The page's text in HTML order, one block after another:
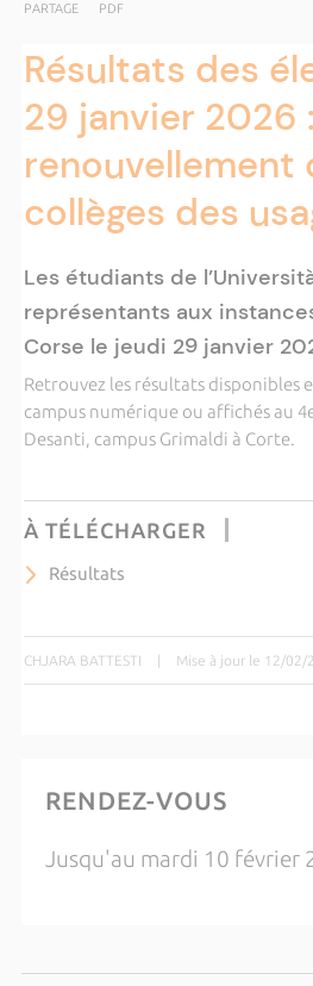
PARTAGE PDF
Résultats des
29 janvier 2026 :
renouvellement
collèges des
Les étudiants de
représentants aux
Corse le jeudi 29 janvier
Retrouvez les résultats disponibles
campus numérique ou affichés au
Desanti, campus Grimaldi à Corte.
À TÉLÉCHARGER
Résultats
CHJARA BATTESTI | Mise à jour le 12/02/
RENDEZ-VOUS
Jusqu'au mardi 10 février